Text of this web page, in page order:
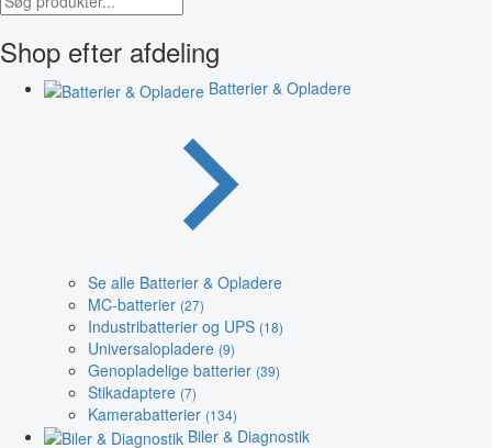
Shop efter afdeling
Batterier & Opladere
Se alle Batterier & Opladere
MC-batterier (27)
Industribatterier og UPS (18)
Universalopladere (9)
Genopladelige batterier (39)
Stikadaptere (7)
Kamerabatterier (134)
Biler & Diagnostik